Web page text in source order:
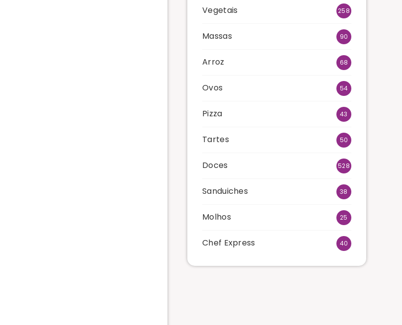
Vegetais 258
Massas 90
Arroz 68
Ovos 54
Pizza 43
Tartes 50
Doces 528
Sanduiches 38
Molhos 25
Chef Express 40